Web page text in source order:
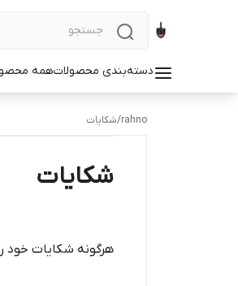
دسته‌بندی محصولاتهمه
rahno
/شکایات
شکایات
هرگونه شکایات خود